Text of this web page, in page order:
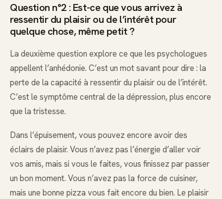
Question n°2 : Est-ce que vous arrivez à
ressentir du plaisir ou de l’intérêt pour
quelque chose, même petit ?
La deuxième question explore ce que les psychologues
appellent l’anhédonie. C’est un mot savant pour dire : la
perte de la capacité à ressentir du plaisir ou de l’intérêt.
C’est le symptôme central de la dépression, plus encore
que la tristesse.
Dans l’épuisement, vous pouvez encore avoir des
éclairs de plaisir. Vous n’avez pas l’énergie d’aller voir
vos amis, mais si vous le faites, vous finissez par passer
un bon moment. Vous n’avez pas la force de cuisiner,
mais une bonne pizza vous fait encore du bien. Le plaisir